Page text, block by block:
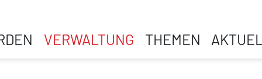
VERWALTUNG THEMEN